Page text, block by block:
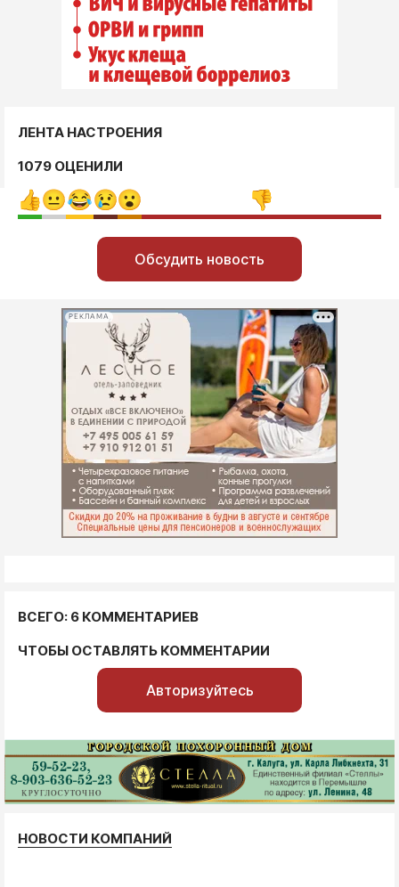
ЛЕНТА НАСТРОЕНИЯ
1079 ОЦЕНИЛИ
Обсудить новость
РЕКЛАМА
ВСЕГО: 6 КОММЕНТАРИЕВ
ЧТОБЫ ОСТАВЛЯТЬ КОММЕНТАРИИ
Авторизуйтесь
НОВОСТИ КОМПАНИЙ